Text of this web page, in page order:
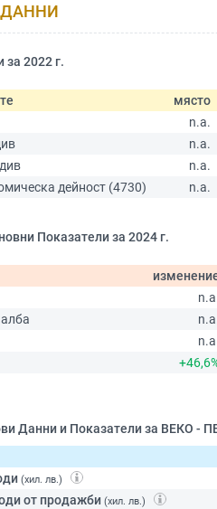
за 2022 г.
място
n.a.
n.a.
n.a.
дейност (4730)
n.a.
Показатели за 2024 г.
Данни и Показатели за ВЕКО
(хил. лв.)
от продажби (хил. лв.)